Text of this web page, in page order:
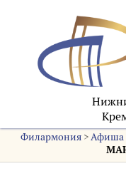
Филармония>Афиша